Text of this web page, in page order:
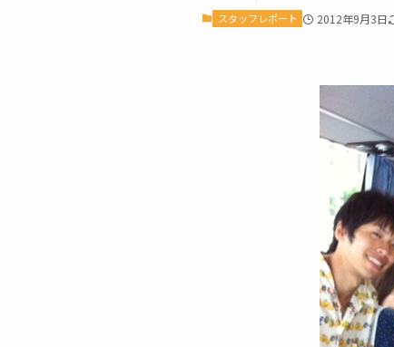
スタッフレポート 2012年9月3日